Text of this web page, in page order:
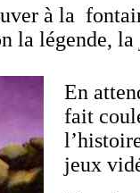
En
fait
jeux
à la
la légende,